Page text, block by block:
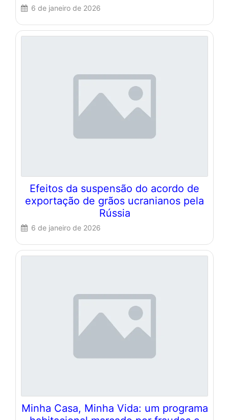
6 de janeiro de 2026
Efeitos da suspensão do acordo de
exportação de grãos ucranianos pela
Rússia
6 de janeiro de 2026
Minha Casa, Minha Vida: um programa